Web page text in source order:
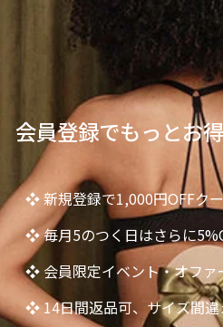
会員登録でもっとお
❖ 新規登録で1,000円OFFク
❖ 毎月5のつく日はさらに
❖ 会員限定イベント・オファ
❖ 14日間返品可、サイズ間違